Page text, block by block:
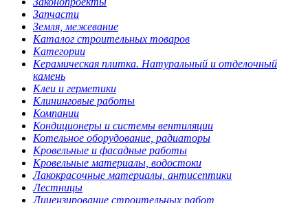
Запчасти
Земля, межевание
Каталог строительных товаров
Категории
Керамическая плитка. Натуральный и отделочный
камень
Клеи и герметики
Клининговые работы
Компании
Кондиционеры и системы вентиляции
Котельное оборудование, радиаторы
Кровельные и фасадные работы
Кровельные материалы, водостоки
Лакокрасочные материалы, антисептики
Лестницы
Лицензирование строительных работ